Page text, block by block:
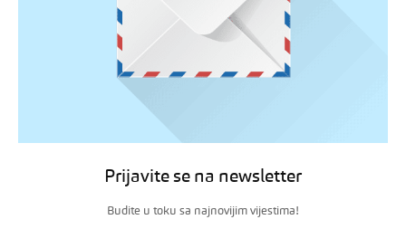
Prijavite se na newsletter
Budite u toku sa najnovijim vijestima!